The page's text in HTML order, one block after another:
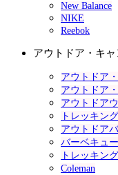
New Balance
NIKE
Reebok
アウトドア・キ
アウトドア
アウトドア
アウトドア
トレッキン
アウトドア
バーベキュ
トレッキン
Coleman